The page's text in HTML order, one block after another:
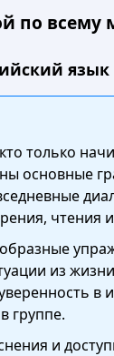
по всему
только
основные
чтения
из
в
группе.
и